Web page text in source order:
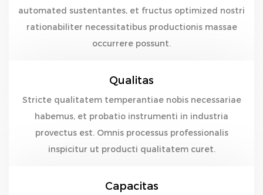
automated sustentantes, et fructus optimized nostri
rationabiliter necessitatibus productionis massae
occurrere possunt.
Qualitas
Stricte qualitatem temperantiae nobis necessariae
habemus, et probatio instrumenti in industria
provectus est. Omnis processus professionalis
inspicitur ut producti qualitatem curet.
Capacitas